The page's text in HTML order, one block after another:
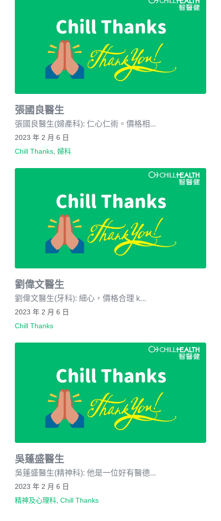
張國良醫生
張國良醫生(婦產科): 仁心仁術。價格相...
2023 年 2 月 6 日
Chill Thanks 婦科
劉偉文醫生
劉偉文醫生(牙科): 細心，價格合理 k...
2023 年 2 月 6 日
Chill Thanks
吳蓬盛醫生
吳蓬盛醫生(精神科): 他是一位好有醫德...
2023 年 2 月 6 日
精神及心理科 Chill Thanks